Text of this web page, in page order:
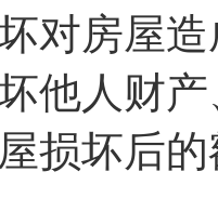
对房屋
他人财
损坏后